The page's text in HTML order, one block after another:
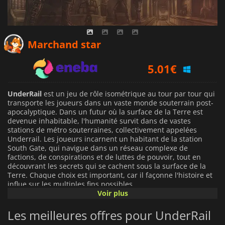
Marchand star
5.01€
3.85€
UnderRail est un jeu de rôle isométrique au tour par tour qui
transporte les joueurs dans un vaste monde souterrain post-
apocalyptique. Dans un futur où la surface de la Terre est
devenue inhabitable, l'humanité survit dans de vastes
stations de métro souterraines, collectivement appelées
Underrail. Les joueurs incarnent un habitant de la station
South Gate, qui navigue dans un réseau complexe de
factions, de conspirations et de luttes de pouvoir, tout en
découvrant les secrets qui se cachent sous la surface de la
Terre. Chaque choix est important, car il façonne l'histoire et
influe sur les multiples fins possibles.
sur une grille de combat rappelant les RPG classiques et
offrant aux joueurs la possibilité d'aborder les défis de
Voir plus
Les meilleures offres pour UnderRail